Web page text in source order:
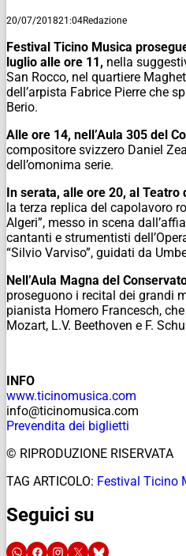
20/07/201821:04Redazione
Festival Ticino Musica
luglio alle ore 11, nella
San Rocco, nel quartiere
dell’arpista Fabrice Pierre che
Berio.
Alle ore 14, nell’Aula 305 del
compositore svizzero Daniel
dell’omonima serie.
In serata, alle ore 20, al Teatro
la terza replica del capolavoro
Algeri”, messo in scena
cantanti e strumentisti
“Silvio Varviso”, guidati da
Nell’Aula Magna del
proseguono i recital dei grandi
pianista Homero Francesch,
Mozart, L.V. Beethoven e F.
INFO
www.ticinomusica.com
info@ticinomusica.com
Prevendita dei biglietti
© RIPRODUZIONE RISERVATA
TAG ARTICOLO: Festival Ticino
Seguici su